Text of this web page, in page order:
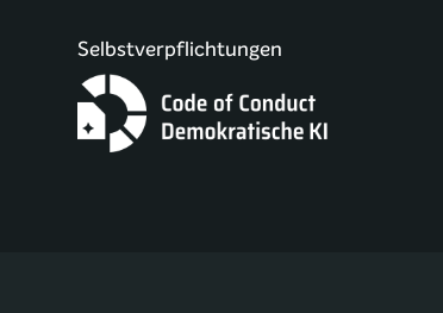
Selbstverpflichtungen